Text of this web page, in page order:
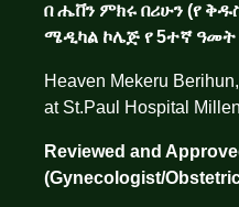
በ ሔቨን ምክሩ በሪሁን (የ
ሜዲካል ኮሌጅ የ 5ተኛ ዓመት
Heaven Mekeru
at St.Paul Hospital
Reviewed and
(Gynecologist/